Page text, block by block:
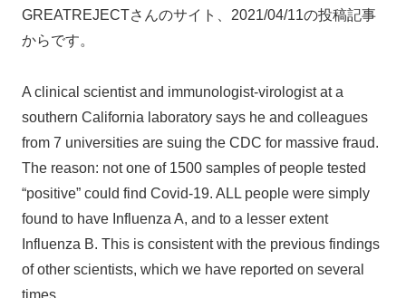
GREATREJECTさんのサイト、2021/04/11の投稿記事
からです。
A clinical scientist and immunologist-virologist at a
southern California laboratory says he and colleagues
from 7 universities are suing the CDC for massive fraud.
The reason: not one of 1500 samples of people tested
“positive” could find Covid-19. ALL people were simply
found to have Influenza A, and to a lesser extent
Influenza B. This is consistent with the previous findings
of other scientists, which we have reported on several
times.